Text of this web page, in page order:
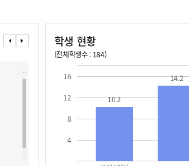
2026. 08. 14 금 ~ 2026. 08. 20 목
08. 14 금 - 여름방학
08. 15 토 - 여름방학
08. 15 토 - 광복절
08. 17 월 - 여름방학
08. 18 화 - 여름방학
학생 현황
(전체학생수 : 184)
4
8
12
16
10.2
14.2